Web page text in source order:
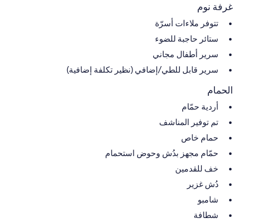
غرفة نوم
تتوفر ملاءات أسرّة
ستائر حاجبة للضوء
سرير أطفال مجاني
سرير قابل للطي/إضافي (نظير تكلفة إضافية)
الحمام
أردية حمّام
تم توفير المناشف
حمام خاص
حمّام مجهز بدُش وحوض استحمام
خف للقدمين
دُش غزير
شامبو
شطافة